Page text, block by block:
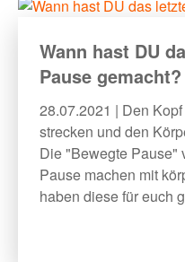
Wann hast DU
Pause gemacht?
28.07.2021 | Den
strecken und den
Die "Bewegte Pause"
Pause machen mit
haben diese für euch